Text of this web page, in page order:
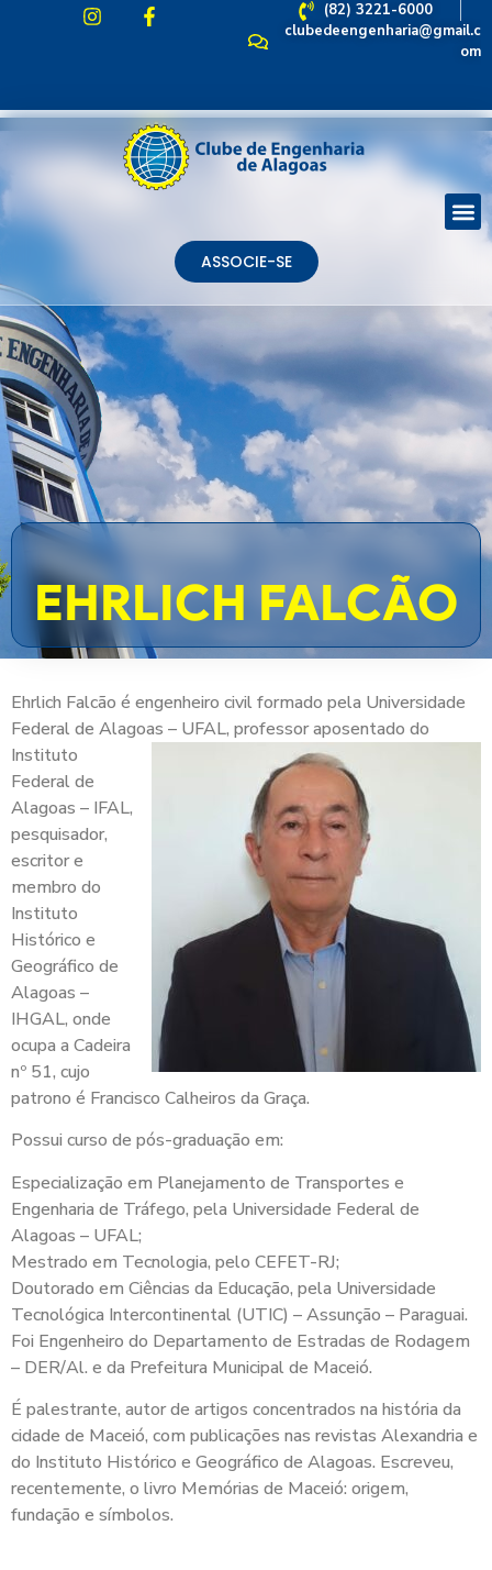
(82) 3221-6000
clubedeengenharia@gmail.c
om
ASSOCIE-SE
ASSOCIE-SE
EHRLICH FALCÃO
Ehrlich Falcão é engenheiro civil formado pela Universidade
Federal de Alagoas – UFAL, professor aposentado do
Instituto
Federal de
Alagoas – IFAL,
pesquisador,
escritor e
membro do
Instituto
Histórico e
Geográfico de
Alagoas –
IHGAL, onde
ocupa a Cadeira
nº 51, cujo
patrono é Francisco Calheiros da Graça.
Possui curso de pós-graduação em:
Especialização em Planejamento de Transportes e
Engenharia de Tráfego, pela Universidade Federal de
Alagoas – UFAL;
Mestrado em Tecnologia, pelo CEFET-RJ;
Doutorado em Ciências da Educação, pela Universidade
Tecnológica Intercontinental (UTIC) – Assunção – Paraguai.
Foi Engenheiro do Departamento de Estradas de Rodagem
– DER/Al. e da Prefeitura Municipal de Maceió.
É palestrante, autor de artigos concentrados na história da
cidade de Maceió, com publicações nas revistas Alexandria e
do Instituto Histórico e Geográfico de Alagoas. Escreveu,
recentemente, o livro Memórias de Maceió: origem,
fundação e símbolos.